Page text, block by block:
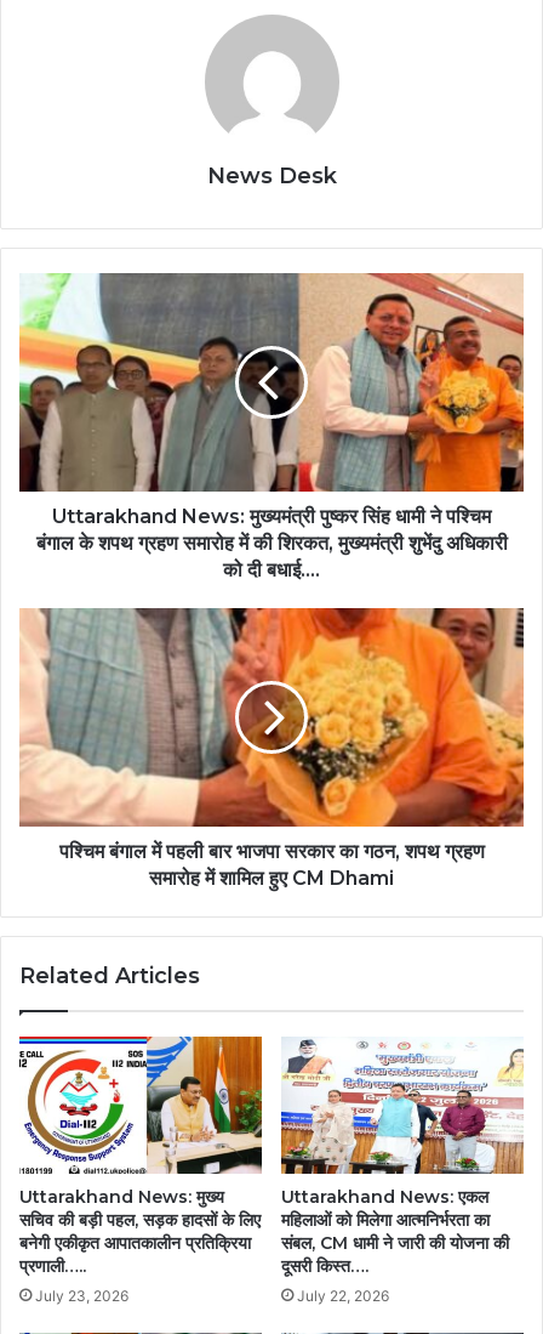
News Desk
Uttarakhand News: मुख्यमंत्री पुष्कर सिंह धामी ने पश्चिम
बंगाल के शपथ ग्रहण समारोह में की शिरकत, मुख्यमंत्री शुभेंदु अधिकारी
को दी बधाई....
पश्चिम बंगाल में पहली बार भाजपा सरकार का गठन, शपथ ग्रहण
समारोह में शामिल हुए CM Dhami
Related Articles
Uttarakhand News: मुख्य
सचिव की बड़ी पहल, सड़क हादसों के लिए
बनेगी एकीकृत आपातकालीन प्रतिक्रिया
प्रणाली…..
July 23, 2026
Uttarakhand News: एकल
महिलाओं को मिलेगा आत्मनिर्भरता का
संबल, CM धामी ने जारी की योजना की
दूसरी किस्त….
July 22, 2026